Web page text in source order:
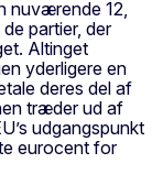
nuværende 12,
partier, der
Altinget
yderligere en
deres del af
træder ud af
udgangspunkt
eurocent for